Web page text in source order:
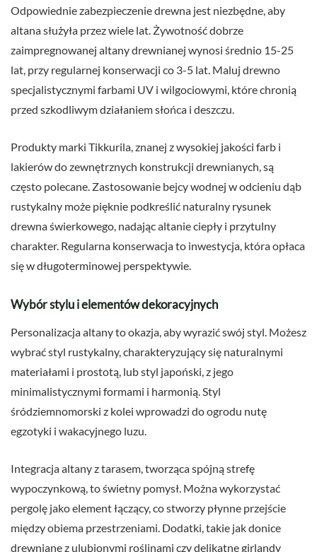
Odpowiednie zabezpieczenie drewna jest niezbędne, aby
altana służyła przez wiele lat. Żywotność dobrze
zaimpregnowanej altany drewnianej wynosi średnio 15-25
lat, przy regularnej konserwacji co 3-5 lat. Maluj drewno
specjalistycznymi farbami UV i wilgociowymi, które chronią
przed szkodliwym działaniem słońca i deszczu.
Produkty marki Tikkurila, znanej z wysokiej jakości farb i
lakierów do zewnętrznych konstrukcji drewnianych, są
często polecane. Zastosowanie bejcy wodnej w odcieniu dąb
rustykalny może pięknie podkreślić naturalny rysunek
drewna świerkowego, nadając altanie ciepły i przytulny
charakter. Regularna konserwacja to inwestycja, która opłaca
się w długoterminowej perspektywie.
Wybór stylu i elementów dekoracyjnych
Personalizacja altany to okazja, aby wyrazić swój styl. Możesz
wybrać styl rustykalny, charakteryzujący się naturalnymi
materiałami i prostotą, lub styl japoński, z jego
minimalistycznymi formami i harmonią. Styl
śródziemnomorski z kolei wprowadzi do ogrodu nutę
egzotyki i wakacyjnego luzu.
Integracja altany z tarasem, tworząca spójną strefę
wypoczynkową, to świetny pomysł. Można wykorzystać
pergolę jako element łączący, co stworzy płynne przejście
między obiema przestrzeniami. Dodatki, takie jak donice
drewniane z ulubionymi roślinami czy delikatne girlandy